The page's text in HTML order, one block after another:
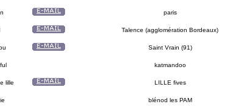
paris
Talence (agglomération Bordeaux)
Saint Vrain (91)
katmandoo
lille LILLE fives
blénod les PAM